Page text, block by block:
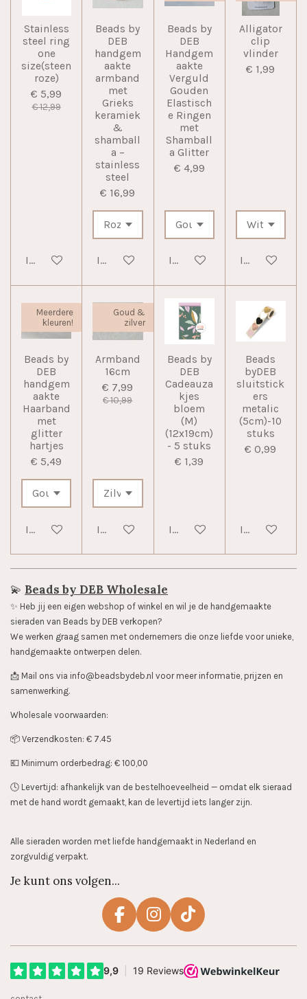
Stainless
steel ring
one
size(steen
roze)
€ 5,99
€ 12,99
In winkelwagen
Beads by
DEB
handgem
aakte
armband
met
Grieks
keramiek
&
shamball
a –
stainless
steel
€ 16,99
In winkelwagen
Beads by
DEB
Handgem
aakte
Verguld
Gouden
Elastisch
e Ringen
met
Shamball
a Glitter
€ 4,99
In winkelwagen
Alligator
clip
vlinder
€ 1,99
In
Meerdere
kleuren!
Beads by
DEB
handgem
aakte
Haarband
met
glitter
hartjes
€ 5,49
In winkelwagen
Goud &
zilver
Armband
16cm
€ 7,99
€ 10,99
In winkelwagen
Beads by
DEB
Cadeauza
kjes
bloem
(M)
(12x19cm)
- 5 stuks
€ 1,39
In winkelwagen
Beads
byDEB
sluitstick
ers
metalic
(5cm)-10
stuks
€ 0,99
In
💫 Beads by DEB Wholesale
✨️ Heb jij een eigen webshop of winkel en wil je de handgemaakte
sieraden van Beads by DEB verkopen?
We werken graag samen met ondernemers die onze liefde voor unieke,
handgemaakte ontwerpen delen.
📩 Mail ons via info@beadsbydeb.nl voor meer informatie, prijzen en
samenwerking.
Wholesale voorwaarden:
📦 Verzendkosten: € 7.45
💶 Minimum orderbedrag: € 100,00
🕓 Levertijd: afhankelijk van de bestelhoeveelheid — omdat elk sieraad
met de hand wordt gemaakt, kan de levertijd iets langer zijn.
Alle sieraden worden met liefde handgemaakt in Nederland en
zorgvuldig verpakt.
Je kunt ons volgen...
F
e
I
t
T
T